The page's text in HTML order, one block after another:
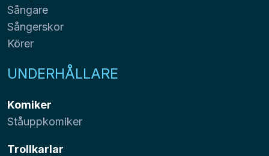
Sångare
Sångerskor
Körer
UNDERHÅLLARE
Komiker
Ståuppkomiker
Trollkarlar